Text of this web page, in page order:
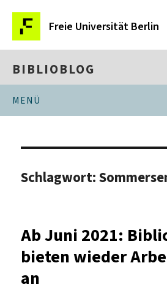
Freie Universität Berlin
BIBLIOBLOG
MENÜ
Schlagwort:
Ab Juni 2021:
bieten wieder
an